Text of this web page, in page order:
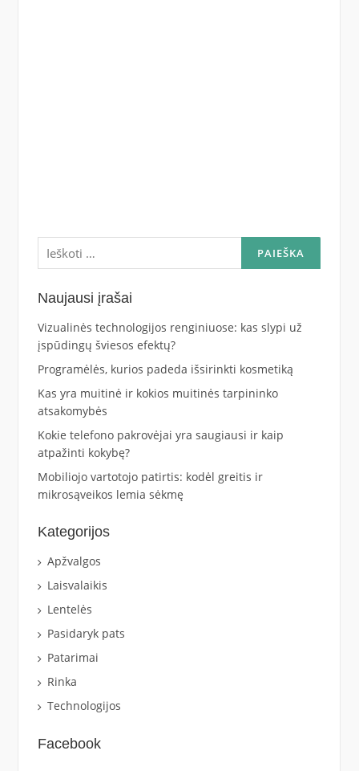
Ieškoti:
Naujausi įrašai
Vizualinės technologijos renginiuose: kas slypi už
įspūdingų šviesos efektų?
Programėlės, kurios padeda išsirinkti kosmetiką
Kas yra muitinė ir kokios muitinės tarpininko
atsakomybės
Kokie telefono pakrovėjai yra saugiausi ir kaip
atpažinti kokybę?
Mobiliojo vartotojo patirtis: kodėl greitis ir
mikrosąveikos lemia sėkmę
Kategorijos
Apžvalgos
Laisvalaikis
Lentelės
Pasidaryk pats
Patarimai
Rinka
Technologijos
Facebook